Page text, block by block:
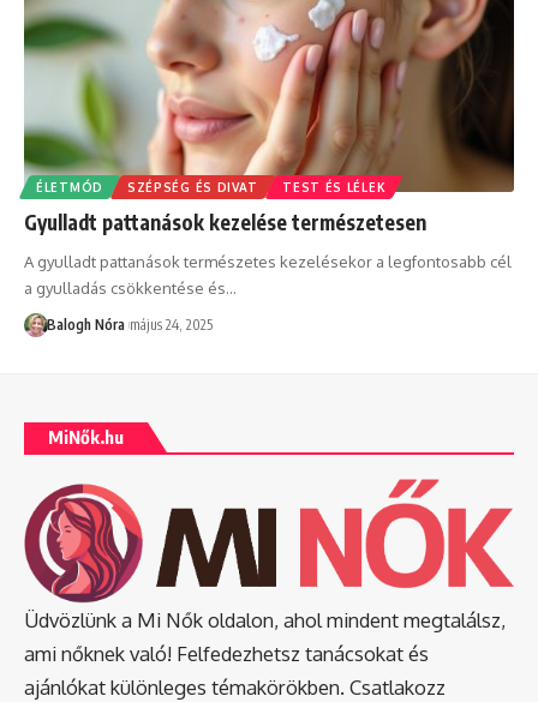
ÉLETMÓD SZÉPSÉG ÉS DIVAT TEST ÉS LÉLEK
Gyulladt pattanások kezelése természetesen
A gyulladt pattanások természetes kezelésekor a legfontosabb cél
a gyulladás csökkentése és…
Balogh Nóra május 24, 2025
MiNők.hu
Üdvözlünk a Mi Nők oldalon, ahol mindent megtalálsz,
ami nőknek való! Felfedezhetsz tanácsokat és
ajánlókat különleges témakörökben. Csatlakozz